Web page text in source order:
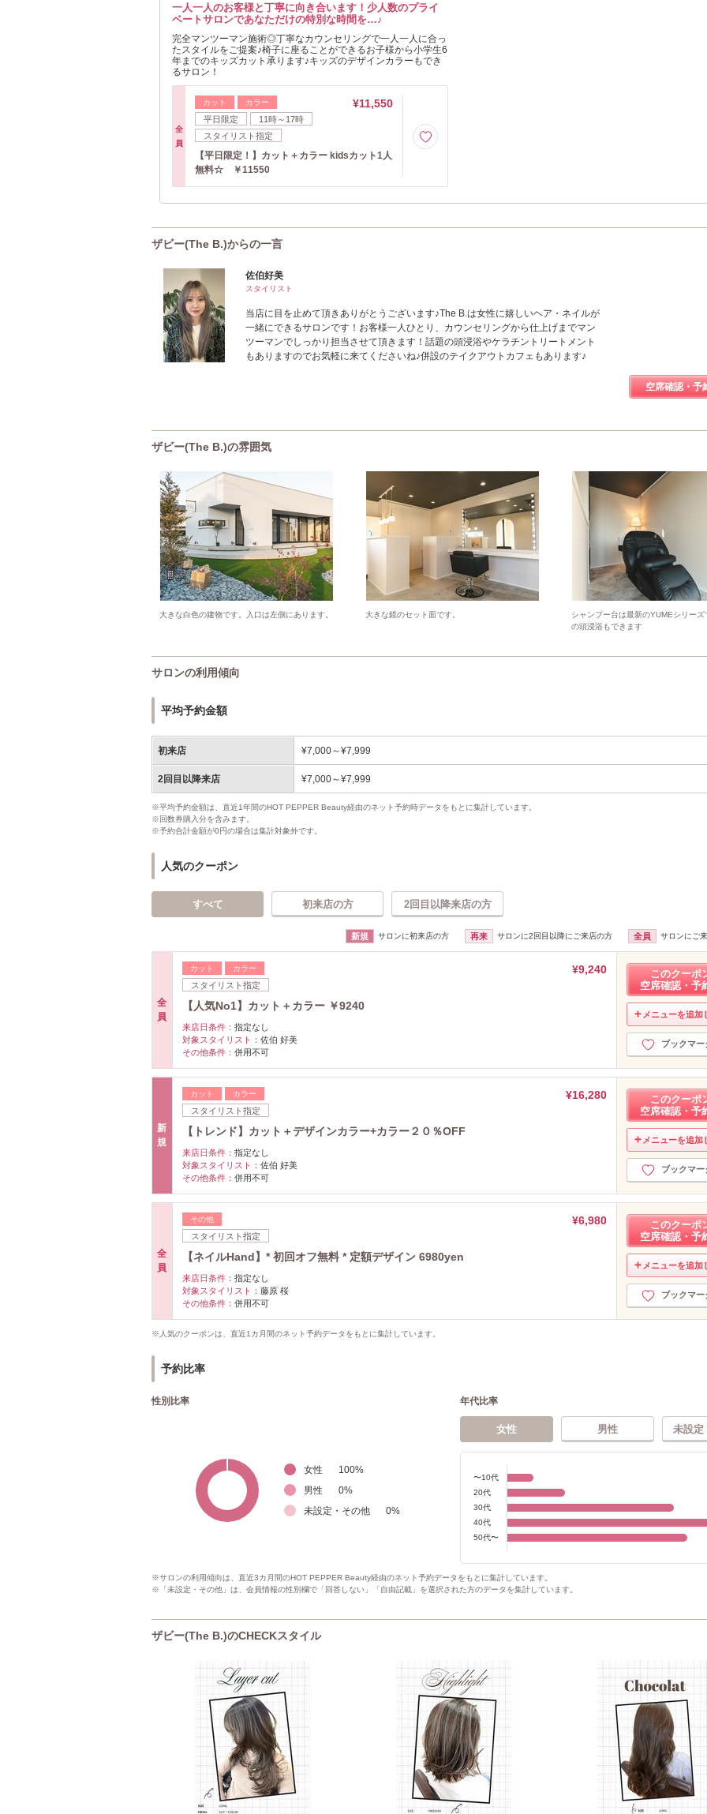
一人一人のお客様と丁寧に向き合います！少人数のプライ
ベートサロンであなただけの特別な時間を…♪
完全マンツーマン施術◎丁寧なカウンセリングで一人一人に合っ
たスタイルをご提案♪椅子に座ることができるお子様から小学生6
年までのキッズカット承ります♪キッズのデザインカラーもでき
るサロン！
全
員
カット カラー
平日限定
11時～17時
スタイリスト指定
¥11,550
【平日限定！】カット＋カラー kidsカット1人
無料☆ ￥11550
ザビー(The B.)からの一言
佐伯好美
スタイリスト
当店に目を止めて頂きありがとうございます♪The B.は女性に嬉しいヘア・ネイルが
一緒にできるサロンです！お客様一人ひとり、カウンセリングから仕上げまでマン
ツーマンでしっかり担当させて頂きます！話題の頭浸浴やケラチントリートメント
もありますのでお気軽に来てくださいね♪併設のテイクアウトカフェもあります♪
空席確認・予
ザビー(The B.)の雰囲気
大きな白色の建物です。入口は左側にあります。 大きな鏡のセット面です。
シャンプー台は最新のYUMEシリーズ
の頭浸浴もできます
サロンの利用傾向
平均予約金額
初来店 ¥7,000～¥7,999
2回目以降来店 ¥7,000～¥7,999
※平均予約金額は、直近1年間のHOT PEPPER Beauty経由のネット予約時データをもとに集計しています。
※回数券購入分を含みます。
※予約合計金額が0円の場合は集計対象外です。
人気のクーポン
すべて 初来店の方 2回目以降来店の方
新規 サロンに初来店の方 再来 サロンに2回目以降にご来店の方 全員 サロンにご
全
員
カット カラー
スタイリスト指定
¥9,240
【人気No1】カット＋カラー ￥9240
来店日条件： 指定なし
対象スタイリスト： 佐伯 好美
その他条件： 併用不可
このクーポ
空席確認・予
メニューを追加
ブックマー
新
規
カット カラー
スタイリスト指定
¥16,280
【トレンド】カット＋デザインカラー+カラー２０％OFF
来店日条件： 指定なし
対象スタイリスト： 佐伯 好美
その他条件： 併用不可
このクーポ
空席確認・予
メニューを追加
ブックマー
全
員
その他
スタイリスト指定
¥6,980
【ネイルHand】* 初回オフ無料 * 定額デザイン 6980yen
来店日条件： 指定なし
対象スタイリスト： 藤原 桜
その他条件： 併用不可
このクーポ
空席確認・予
メニューを追加
ブックマー
※人気のクーポンは、直近1カ月間のネット予約データをもとに集計しています。
予約比率
性別比率
女性 100%
男性
0%
未設定・その他
0%
年代比率
女性 男性 未設定
〜10代
20代
30代
40代
50代〜
※サロンの利用傾向は、直近3カ月間のHOT PEPPER Beauty経由のネット予約データをもとに集計しています。
※「未設定・その他」は、会員情報の性別欄で「回答しない」「自由記載」を選択された方のデータを集計しています。
ザビー(The B.)のCHECKスタイル